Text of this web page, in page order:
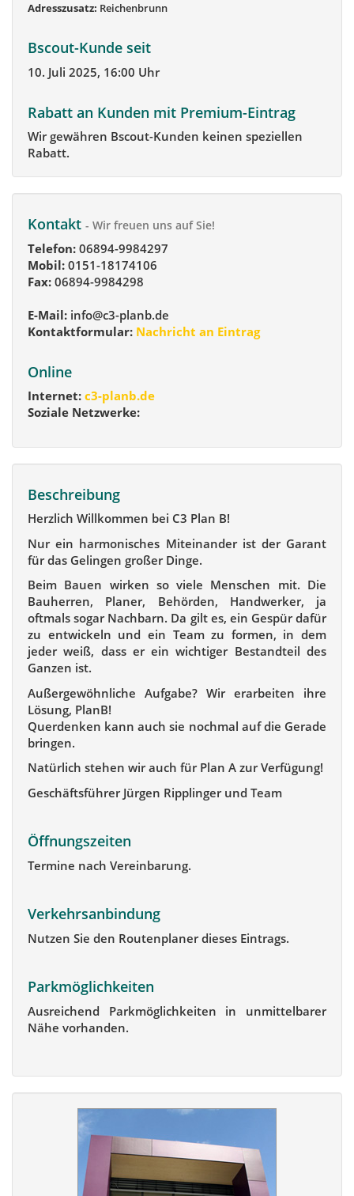
Adresszusatz: Reichenbrunn
Bscout-Kunde seit
10. Juli 2025, 16:00 Uhr
Rabatt an Kunden mit Premium-Eintrag
Wir gewähren Bscout-Kunden keinen speziellen
Rabatt.
Kontakt - Wir freuen uns auf Sie!
Telefon: 06894-9984297
Mobil: 0151-18174106
Fax: 06894-9984298
E-Mail: info@c3-planb.de
Kontaktformular: Nachricht an Eintrag
Online
Internet: c3-planb.de
Soziale Netzwerke:
Beschreibung
Herzlich Willkommen bei C3 Plan B!
Nur ein harmonisches Miteinander ist der Garant
für das Gelingen großer Dinge.
Beim Bauen wirken so viele Menschen mit. Die
Bauherren, Planer, Behörden, Handwerker, ja
oftmals sogar Nachbarn. Da gilt es, ein Gespür dafür
zu entwickeln und ein Team zu formen, in dem
jeder weiß, dass er ein wichtiger Bestandteil des
Ganzen ist.
Außergewöhnliche Aufgabe? Wir erarbeiten ihre
Lösung, PlanB!
Querdenken kann auch sie nochmal auf die Gerade
bringen.
Natürlich stehen wir auch für Plan A zur Verfügung!
Geschäftsführer Jürgen Ripplinger und Team
Öffnungszeiten
Termine nach Vereinbarung.
Verkehrsanbindung
Nutzen Sie den Routenplaner dieses Eintrags.
Parkmöglichkeiten
Ausreichend Parkmöglichkeiten in unmittelbarer
Nähe vorhanden.